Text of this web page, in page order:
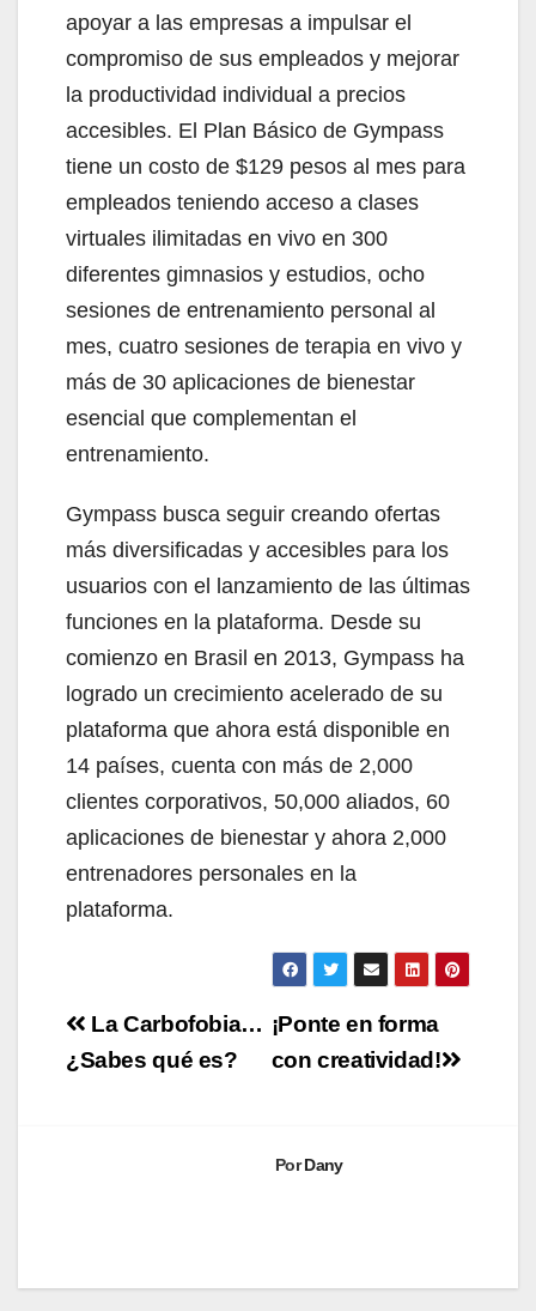
apoyar a las empresas a impulsar el
compromiso de sus empleados y mejorar
la productividad individual a precios
accesibles. El Plan Básico de Gympass
tiene un costo de $129 pesos al mes para
empleados teniendo acceso a clases
virtuales ilimitadas en vivo en 300
diferentes gimnasios y estudios, ocho
sesiones de entrenamiento personal al
mes, cuatro sesiones de terapia en vivo y
más de 30 aplicaciones de bienestar
esencial que complementan el
entrenamiento.
Gympass busca seguir creando ofertas
más diversificadas y accesibles para los
usuarios con el lanzamiento de las últimas
funciones en la plataforma. Desde su
comienzo en Brasil en 2013, Gympass ha
logrado un crecimiento acelerado de su
plataforma que ahora está disponible en
14 países, cuenta con más de 2,000
clientes corporativos, 50,000 aliados, 60
aplicaciones de bienestar y ahora 2,000
entrenadores personales en la
plataforma.
Navegación
de
¡Ponte en forma
con creatividad!
La Carbofobia…
¿Sabes qué es?
PorDany